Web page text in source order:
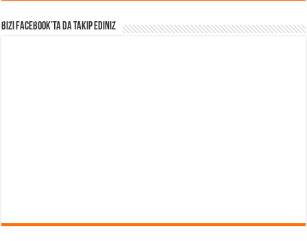
Bizi Facebook’ta da takip Ediniz